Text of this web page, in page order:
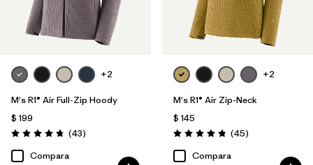
+2
M's R1® Air Full-Zip Hoody
$ 199
Valoración: 4.7 / 5
(43Comentarios
)
Compara
+2
M's R1® Air Zip-Neck
$ 145
Valoración: 4.9 / 5
(45Comentarios
)
Compara